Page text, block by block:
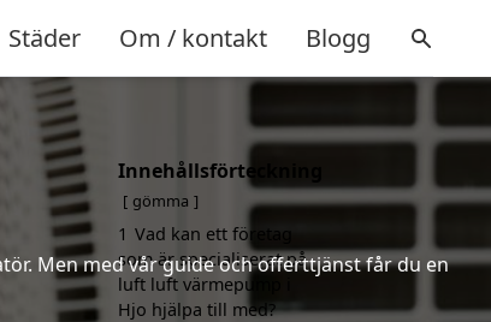
Städer Om / kontakt Blogg
Men med vår guide och offerttjänst får du en
Innehållsförteckning
gömma
1 Vad kan ett företag
som är specialiserat på
luft luft värmepump i
Hjo hjälpa till med?